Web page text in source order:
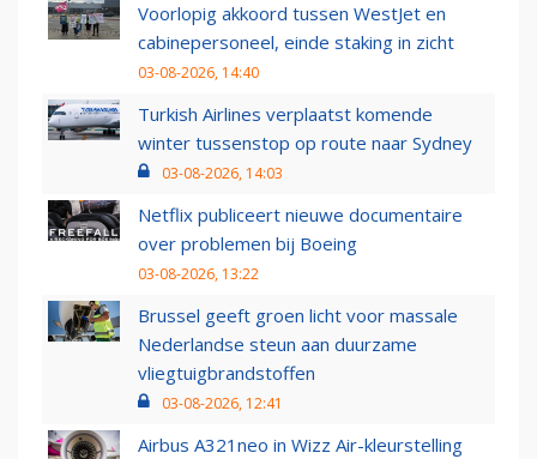
Voorlopig akkoord tussen WestJet en
cabinepersoneel, einde staking in zicht
03-08-2026, 14:40
Turkish Airlines verplaatst komende
winter tussenstop op route naar Sydney
03-08-2026, 14:03
Netflix publiceert nieuwe documentaire
over problemen bij Boeing
03-08-2026, 13:22
Brussel geeft groen licht voor massale
Nederlandse steun aan duurzame
vliegtuigbrandstoffen
03-08-2026, 12:41
Airbus A321neo in Wizz Air-kleurstelling